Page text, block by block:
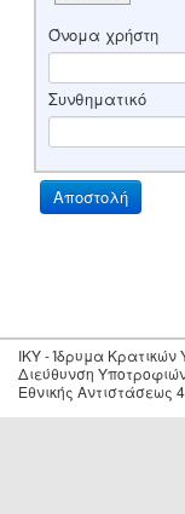
Όνομα χρήστη
Συνθηματικό
IKY - Ίδρυμα
Διεύθυνση
Εθνικής Αντιστάσεως